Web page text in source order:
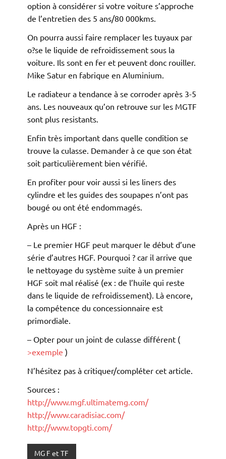
option à considérer si votre voiture s’approche
de l’entretien des 5 ans/80 000kms.
On pourra aussi faire remplacer les tuyaux par
o?se le liquide de refroidissement sous la
voiture. Ils sont en fer et peuvent donc rouiller.
Mike Satur en fabrique en Aluminium.
Le radiateur a tendance à se corroder après 3-5
ans. Les nouveaux qu’on retrouve sur les MGTF
sont plus resistants.
Enfin très important dans quelle condition se
trouve la culasse. Demander à ce que son état
soit particulièrement bien vérifié.
En profiter pour voir aussi si les liners des
cylindre et les guides des soupapes n’ont pas
bougé ou ont été endommagés.
Après un HGF :
– Le premier HGF peut marquer le début d’une
série d’autres HGF. Pourquoi ? car il arrive que
le nettoyage du système suite à un premier
HGF soit mal réalisé (ex : de l’huile qui reste
dans le liquide de refroidissement). Là encore,
la compétence du concessionnaire est
primordiale.
– Opter pour un joint de culasse différent (
>exemple )
N’hésitez pas à critiquer/compléter cet article.
Sources :
http://www.mgf.ultimatemg.com/
http://www.caradisiac.com/
http://www.topgti.com/
MG F et TF